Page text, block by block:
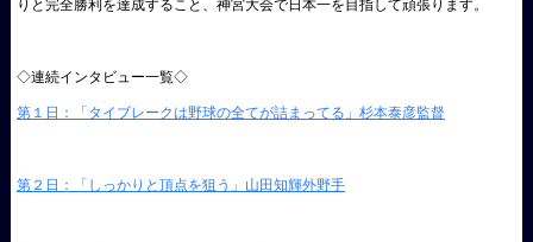
りと完全勝利を達成すること、神宮大会で日本一を目指して頑張ります。
◇連続インタビュー一覧◇
第１日：「タイブレークは野球の全てが詰まってる」杉本泰彦監督
第２日：「しっかりと頂点を狙う」山田知輝外野手